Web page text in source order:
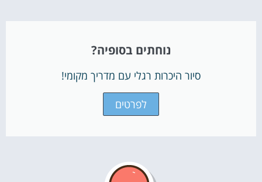
נוחתים בסופיה?
סיור היכרות רגלי עם מדריך מקומי!
לפרטים